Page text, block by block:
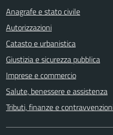
Anagrafe e stato civile
Autorizzazioni
Catasto e urbanistica
Giustizia e sicurezza pubblica
Imprese e commercio
Salute, benessere e assistenza
Tributi, finanze e